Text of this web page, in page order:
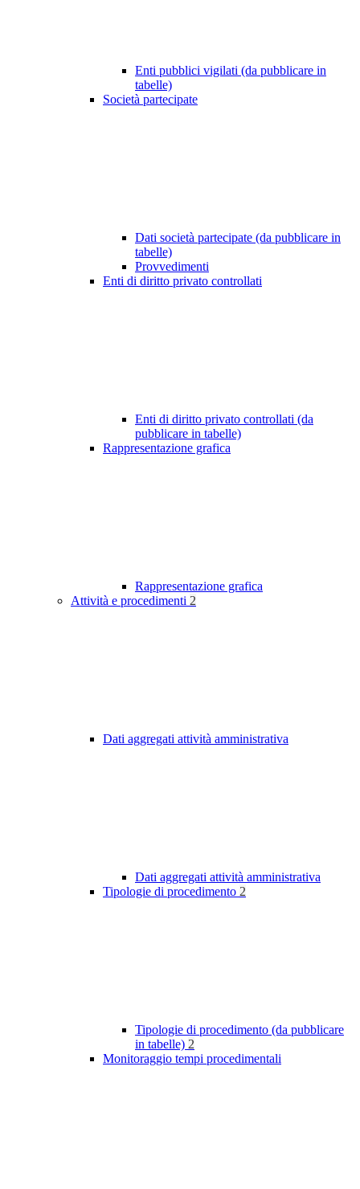
Enti pubblici vigilati (da pubblicare in
tabelle)
Società partecipate
Dati società partecipate (da pubblicare in
tabelle)
Provvedimenti
Enti di diritto privato controllati
Enti di diritto privato controllati (da
pubblicare in tabelle)
Rappresentazione grafica
Rappresentazione grafica
Attività e procedimenti 2
Dati aggregati attività amministrativa
Dati aggregati attività amministrativa
Tipologie di procedimento 2
Tipologie di procedimento (da pubblicare
in tabelle) 2
Monitoraggio tempi procedimentali